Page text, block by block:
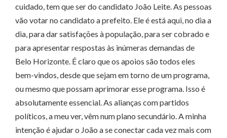
cuidado, tem que ser do candidato João Leite. As pessoas
vão votar no candidato a prefeito. Ele é está aqui, no dia a
dia, para dar satisfações à população, para ser cobrado e
para apresentar respostas às inúmeras demandas de
Belo Horizonte. É claro que os apoios são todos eles
bem-vindos, desde que sejam em torno de um programa,
ou mesmo que possam aprimorar esse programa. Isso é
absolutamente essencial. As alianças com partidos
políticos, a meu ver, vêm num plano secundário. A minha
intenção é ajudar o João a se conectar cada vez mais com